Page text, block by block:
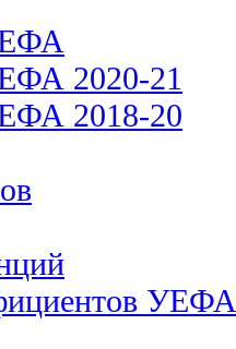
2020-21
2018-20
УЕФА